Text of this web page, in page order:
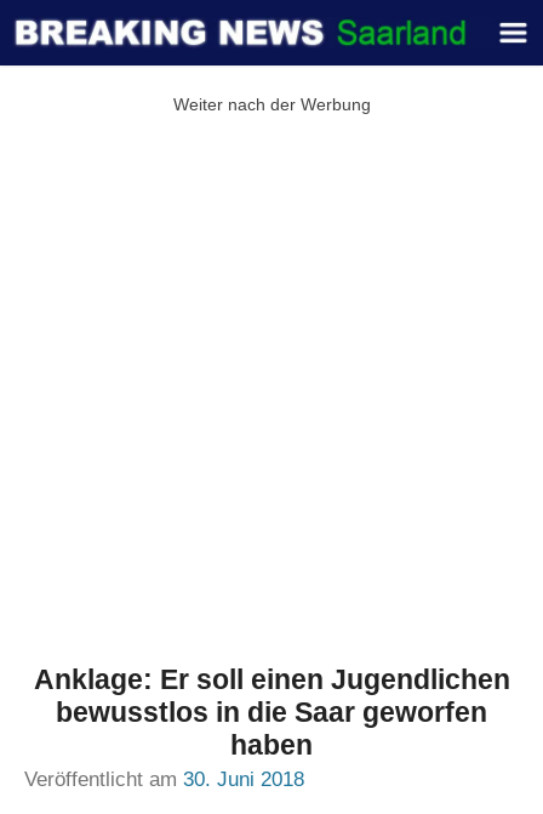
Weiter nach der Werbung
Anklage: Er soll einen Jugendlichen
bewusstlos in die Saar geworfen
haben
Veröffentlicht am 30. Juni 2018